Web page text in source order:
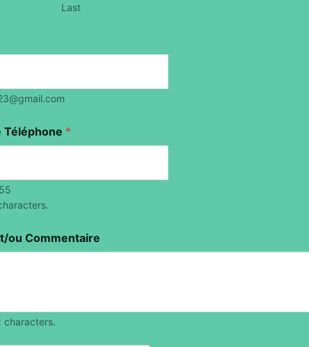
Last
Téléphone *
ou Commentaire
characters.